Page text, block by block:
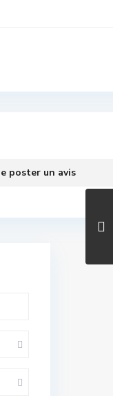
poster un avis